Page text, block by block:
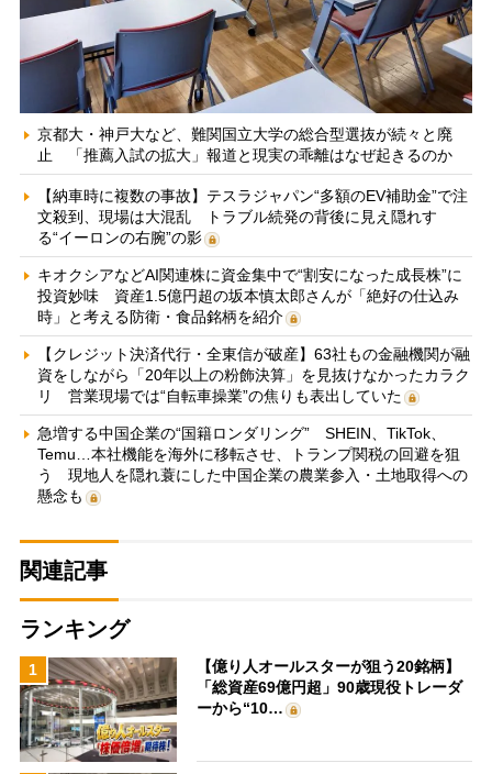
京都大・神戸大など、難関国立大学の総合型選抜が続々と廃
止 「推薦入試の拡大」報道と現実の乖離はなぜ起きるのか
【納車時に複数の事故】テスラジャパン“多額のEV補助金”で注
文殺到、現場は大混乱 トラブル続発の背後に見え隠れす
る“イーロンの右腕”の影
キオクシアなどAI関連株に資金集中で“割安になった成長株”に
投資妙味 資産1.5億円超の坂本慎太郎さんが「絶好の仕込み
時」と考える防衛・食品銘柄を紹介
【クレジット決済代行・全東信が破産】63社もの金融機関が融
資をしながら「20年以上の粉飾決算」を見抜けなかったカラク
リ 営業現場では“自転車操業”の焦りも表出していた
急増する中国企業の“国籍ロンダリング” SHEIN、TikTok、
Temu…本社機能を海外に移転させ、トランプ関税の回避を狙
う 現地人を隠れ蓑にした中国企業の農業参入・土地取得への
懸念も
関連記事
ランキング
1
【億り人オールスターが狙う20銘柄】
「総資産69億円超」90歳現役トレーダ
ーから“10…